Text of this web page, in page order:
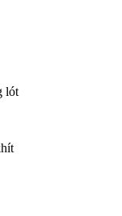
lót